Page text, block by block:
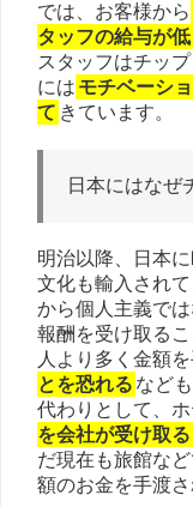
では、お客様から
タッフの給与が
スタッフはチッ
には モチベーシ
て きています。
日本にはなぜ
明治以降、日本
文化も輸入され
から個人主義で
報酬を受け取るこ
人より多く金額
とを恐れる など
代わりとして、
を会社が受け取
だ現在も旅館な
額のお金を手渡